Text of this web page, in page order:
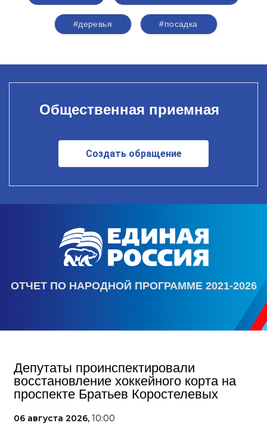
#деревья #посадка
Общественная приемная
Создать обращение
ОТЧЕТ ПО НАРОДНОЙ ПРОГРАММЕ 2021-2026
Депутаты проинспектировали
восстановление хоккейного корта на
проспекте Братьев Коростелевых
06 августа 2026, 10:00